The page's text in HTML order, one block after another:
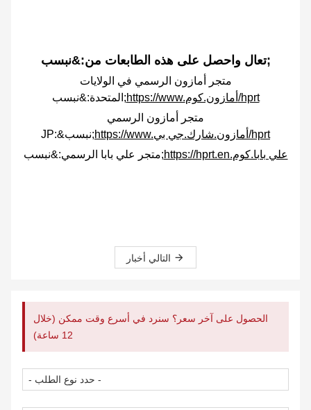
تعال واحصل على هذه الطابعات من:&نبسب;
متجر أمازون الرسمي في الولايات
المتحدة:&نبسب;
https://www.أمازون.كوم/hprt
متجر أمازون الرسمي
JP:&نبسب;
https://www.أمازون.شارك.جي بي/hprt
متجر علي بابا الرسمي:&نبسب;
https://hprt.en.علي بابا.كوم
الحصول على آخر سعر؟ سنرد في أسرع وقت ممكن (خلال
12 ساعة)